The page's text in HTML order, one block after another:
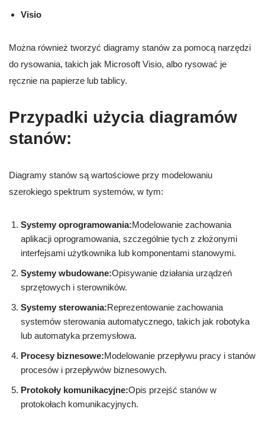
Visio
Można również tworzyć diagramy stanów za pomocą narzędzi
do rysowania, takich jak Microsoft Visio, albo rysować je
ręcznie na papierze lub tablicy.
Przypadki użycia diagramów
stanów:
Diagramy stanów są wartościowe przy modelowaniu
szerokiego spektrum systemów, w tym:
Systemy oprogramowania:Modelowanie zachowania
aplikacji oprogramowania, szczególnie tych z złożonymi
interfejsami użytkownika lub komponentami stanowymi.
Systemy wbudowane:Opisywanie działania urządzeń
sprzętowych i sterowników.
Systemy sterowania:Reprezentowanie zachowania
systemów sterowania automatycznego, takich jak robotyka
lub automatyka przemysłowa.
Procesy biznesowe:Modelowanie przepływu pracy i stanów
procesów i przepływów biznesowych.
Protokoły komunikacyjne:Opis przejść stanów w
protokołach komunikacyjnych.